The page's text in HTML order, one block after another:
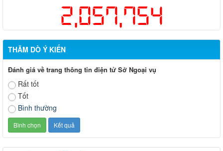
2,057,754
THĂM DÒ Ý KIẾN
Đánh giá về trang thông tin điện tử Sở Ngoại vụ
Rất tốt
Tốt
Bình thường